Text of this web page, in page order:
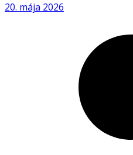
20. mája 2026